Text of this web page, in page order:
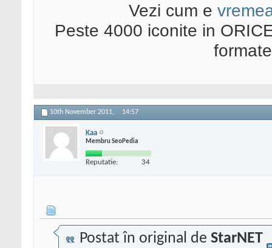
Vezi cum e
Peste 4000 iconite in
10th November 2011, 14:57
Kaa
Membru SeoPedia
Reputatie: 34
Postat în original de StarNET